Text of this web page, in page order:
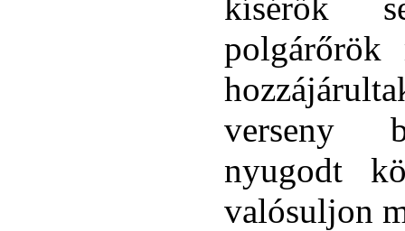
verseny
nyugodt
valósuljon